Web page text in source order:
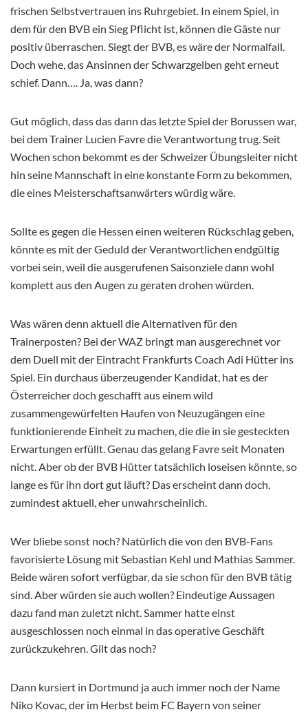
frischen Selbstvertrauen ins Ruhrgebiet. In einem Spiel, in
dem für den BVB ein Sieg Pflicht ist, können die Gäste nur
positiv überraschen. Siegt der BVB, es wäre der Normalfall.
Doch wehe, das Ansinnen der Schwarzgelben geht erneut
schief. Dann…. Ja, was dann?
Gut möglich, dass das dann das letzte Spiel der Borussen war,
bei dem Trainer Lucien Favre die Verantwortung trug. Seit
Wochen schon bekommt es der Schweizer Übungsleiter nicht
hin seine Mannschaft in eine konstante Form zu bekommen,
die eines Meisterschaftsanwärters würdig wäre.
Sollte es gegen die Hessen einen weiteren Rückschlag geben,
könnte es mit der Geduld der Verantwortlichen endgültig
vorbei sein, weil die ausgerufenen Saisonziele dann wohl
komplett aus den Augen zu geraten drohen würden.
Was wären denn aktuell die Alternativen für den
Trainerposten? Bei der WAZ bringt man ausgerechnet vor
dem Duell mit der Eintracht Frankfurts Coach Adi Hütter ins
Spiel. Ein durchaus überzeugender Kandidat, hat es der
Österreicher doch geschafft aus einem wild
zusammengewürfelten Haufen von Neuzugängen eine
funktionierende Einheit zu machen, die die in sie gesteckten
Erwartungen erfüllt. Genau das gelang Favre seit Monaten
nicht. Aber ob der BVB Hütter tatsächlich loseisen könnte, so
lange es für ihn dort gut läuft? Das erscheint dann doch,
zumindest aktuell, eher unwahrscheinlich.
Wer bliebe sonst noch? Natürlich die von den BVB-Fans
favorisierte Lösung mit Sebastian Kehl und Mathias Sammer.
Beide wären sofort verfügbar, da sie schon für den BVB tätig
sind. Aber würden sie auch wollen? Eindeutige Aussagen
dazu fand man zuletzt nicht. Sammer hatte einst
ausgeschlossen noch einmal in das operative Geschäft
zurückzukehren. Gilt das noch?
Dann kursiert in Dortmund ja auch immer noch der Name
Niko Kovac, der im Herbst beim FC Bayern von seiner